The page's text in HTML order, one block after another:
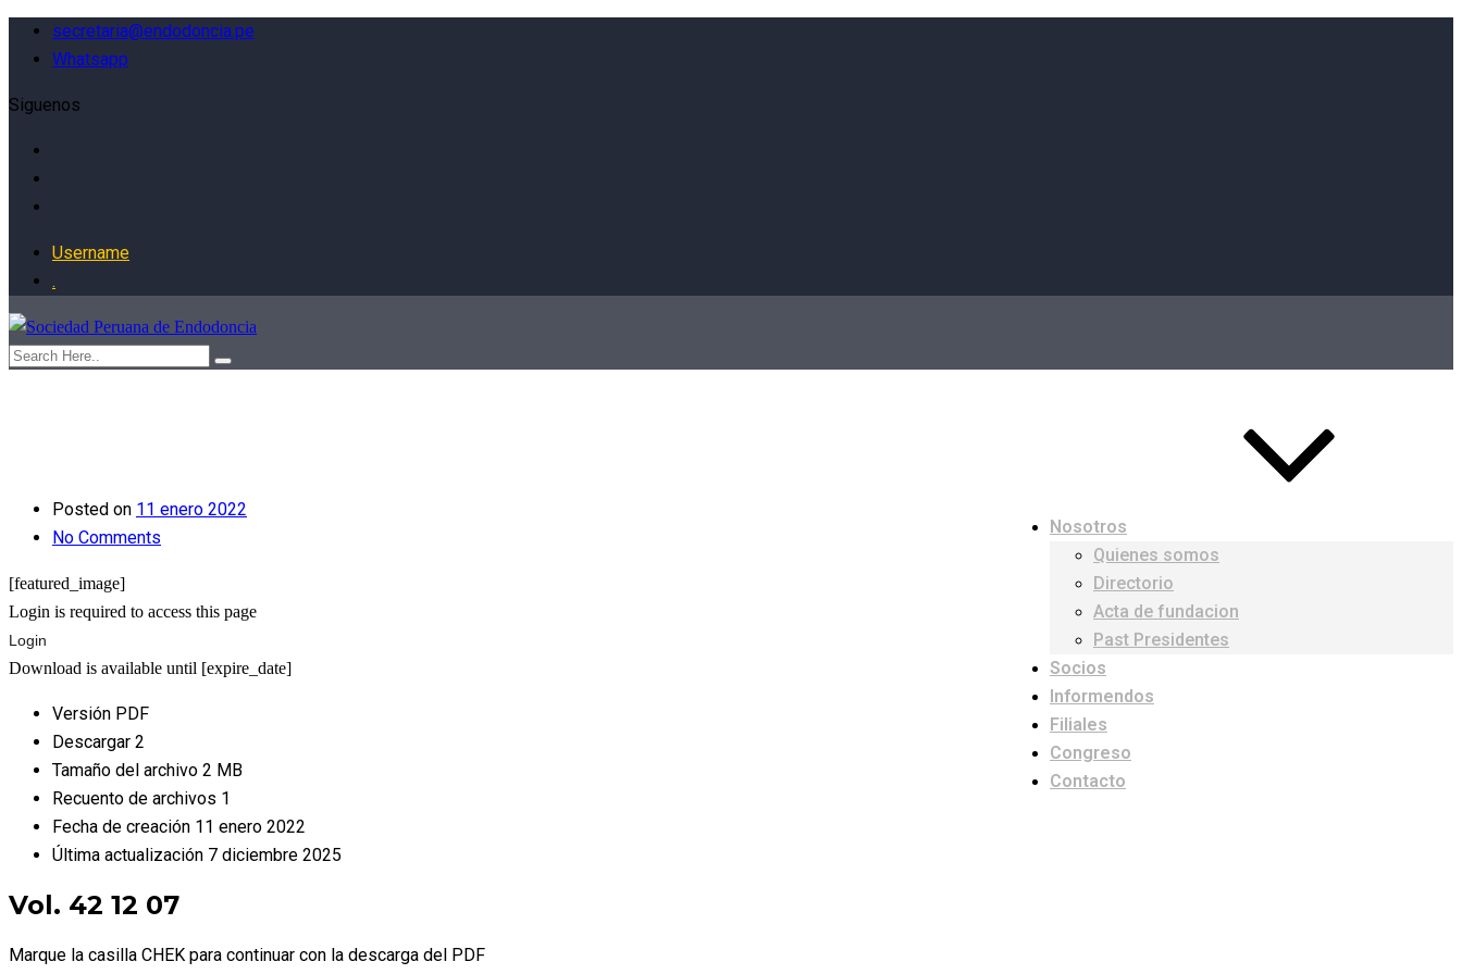
secretaria@endodoncia.pe
Whatsapp
Siguenos
Username
.
Nosotros
Quienes somos
Directorio
Acta de fundacion
Past Presidentes
Socios
Informendos
Filiales
Congreso
Contacto
Posted on 11 enero 2022
No Comments
[featured_image]
Login is required to access this page
Login
Download is available until [expire_date]
Versión PDF
Descargar 2
Tamaño del archivo 2 MB
Recuento de archivos 1
Fecha de creación 11 enero 2022
Última actualización 7 diciembre 2025
Vol. 42 12 07
Marque la casilla CHEK para continuar con la descarga del PDF